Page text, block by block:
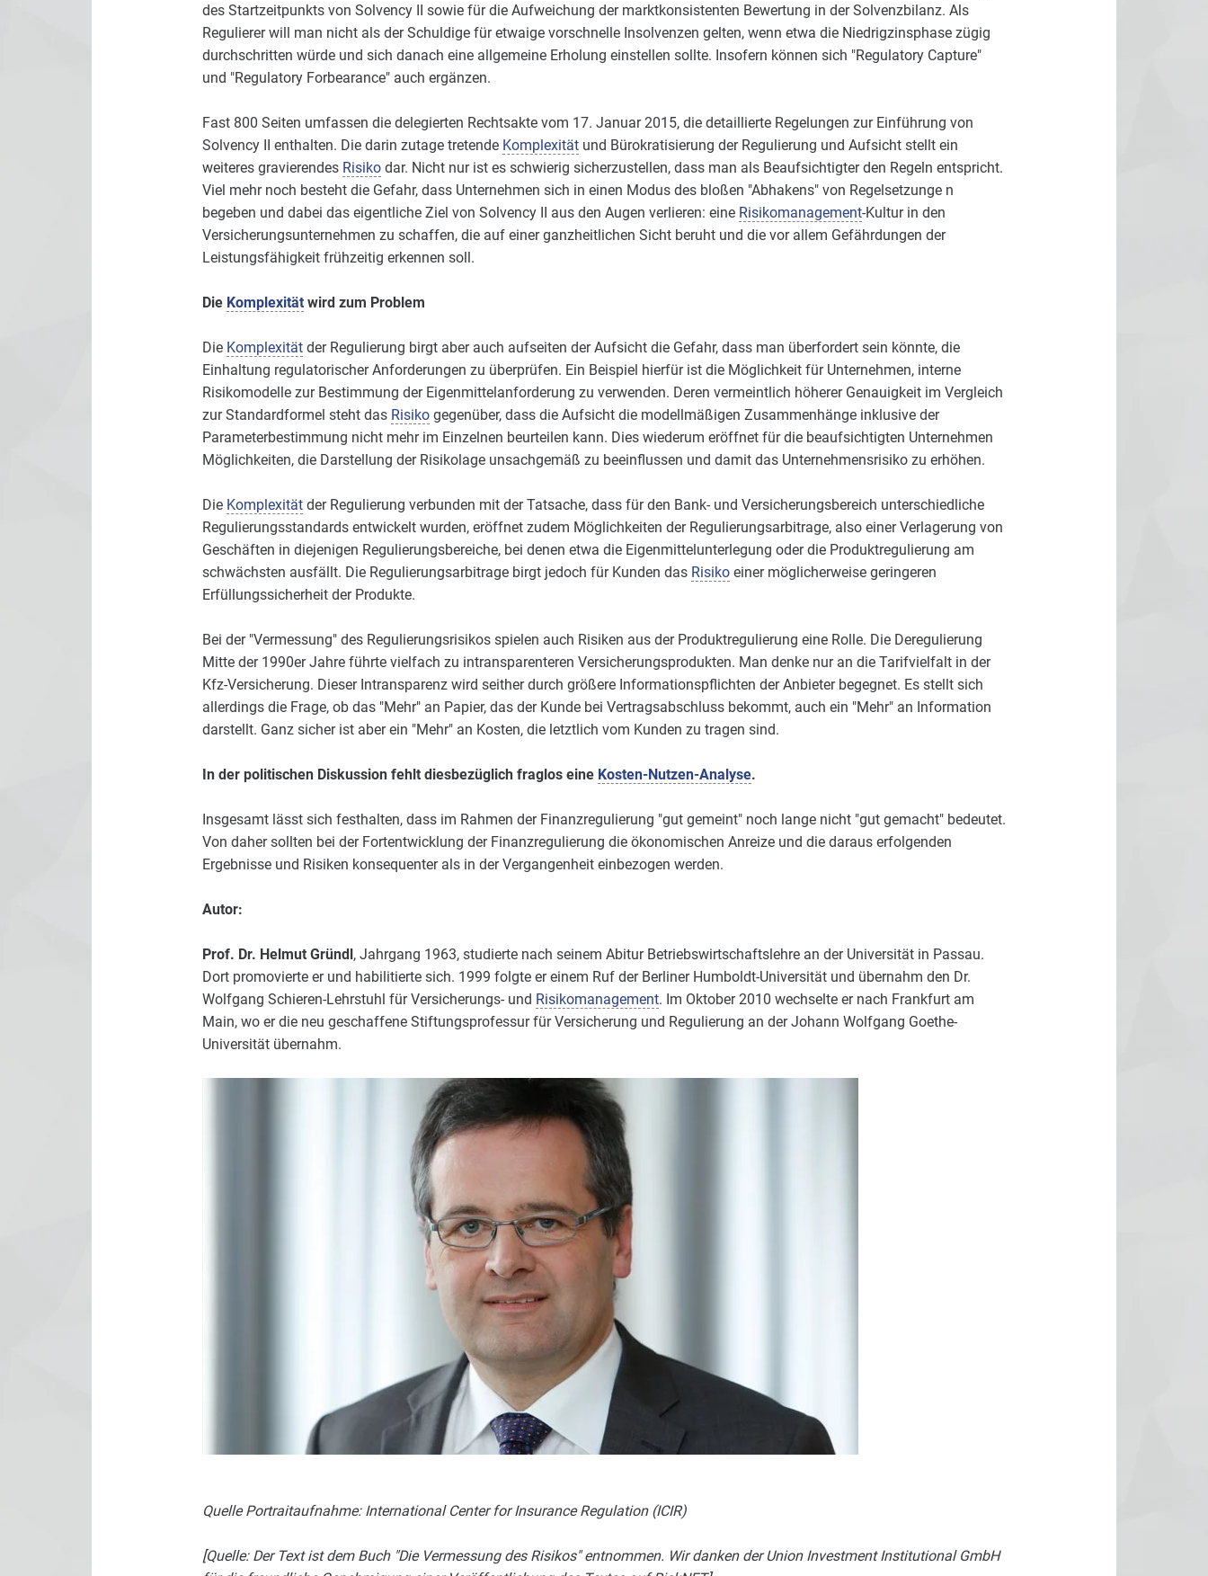
des Startzeitpunkts von Solvency II sowie für die Aufweichung der marktkonsistenten Bewertung in der Solvenzbilanz. Als
Regulierer will man nicht als der Schuldige für etwaige vorschnelle Insolvenzen gelten, wenn etwa die Niedrigzinsphase zügig
durchschritten würde und sich danach eine allgemeine Erholung einstellen sollte. Insofern können sich "Regulatory Capture"
und "Regulatory Forbearance" auch ergänzen.
Fast 800 Seiten umfassen die delegierten Rechtsakte vom 17. Januar 2015, die detaillierte Regelungen zur Einführung von
Solvency II enthalten. Die darin zutage tretende Komplexitätund Bürokratisierung der Regulierung und Aufsicht stellt ein
weiteres gravierendes Risikodar. Nicht nur ist es schwierig sicherzustellen, dass man als Beaufsichtigter den Regeln entspricht.
Viel mehr noch besteht die Gefahr, dass Unternehmen sich in einen Modus des bloßen "Abhakens" von Regelsetzunge n
begeben und dabei das eigentliche Ziel von Solvency II aus den Augen verlieren: eine Risikomanagement-Kultur in den
Versicherungsunternehmen zu schaffen, die auf einer ganzheitlichen Sicht beruht und die vor allem Gefährdungen der
Leistungsfähigkeit frühzeitig erkennen soll.
Die Komplexitätwird zum Problem
Die Komplexitätder Regulierung birgt aber auch aufseiten der Aufsicht die Gefahr, dass man überfordert sein könnte, die
Einhaltung regulatorischer Anforderungen zu überprüfen. Ein Beispiel hierfür ist die Möglichkeit für Unternehmen, interne
Risikomodelle zur Bestimmung der Eigenmittelanforderung zu verwenden. Deren vermeintlich höherer Genauigkeit im Vergleich
zur Standardformel steht das Risikogegenüber, dass die Aufsicht die modellmäßigen Zusammenhänge inklusive der
Parameterbestimmung nicht mehr im Einzelnen beurteilen kann. Dies wiederum eröffnet für die beaufsichtigten Unternehmen
Möglichkeiten, die Darstellung der Risikolage unsachgemäß zu beeinflussen und damit das Unternehmensrisiko zu erhöhen.
Die Komplexitätder Regulierung verbunden mit der Tatsache, dass für den Bank- und Versicherungsbereich unterschiedliche
Regulierungsstandards entwickelt wurden, eröffnet zudem Möglichkeiten der Regulierungsarbitrage, also einer Verlagerung von
Geschäften in diejenigen Regulierungsbereiche, bei denen etwa die Eigenmittelunterlegung oder die Produktregulierung am
schwächsten ausfällt. Die Regulierungsarbitrage birgt jedoch für Kunden das Risikoeiner möglicherweise geringeren
Erfüllungssicherheit der Produkte.
Bei der "Vermessung" des Regulierungsrisikos spielen auch Risiken aus der Produktregulierung eine Rolle. Die Deregulierung
Mitte der 1990er Jahre führte vielfach zu intransparenteren Versicherungsprodukten. Man denke nur an die Tarifvielfalt in der
Kfz-Versicherung. Dieser Intransparenz wird seither durch größere Informationspflichten der Anbieter begegnet. Es stellt sich
allerdings die Frage, ob das "Mehr" an Papier, das der Kunde bei Vertragsabschluss bekommt, auch ein "Mehr" an Information
darstellt. Ganz sicher ist aber ein "Mehr" an Kosten, die letztlich vom Kunden zu tragen sind.
In der politischen Diskussion fehlt diesbezüglich fraglos eine Kosten-Nutzen-Analyse.
Insgesamt lässt sich festhalten, dass im Rahmen der Finanzregulierung "gut gemeint" noch lange nicht "gut gemacht" bedeutet.
Von daher sollten bei der Fortentwicklung der Finanzregulierung die ökonomischen Anreize und die daraus erfolgenden
Ergebnisse und Risiken konsequenter als in der Vergangenheit einbezogen werden.
Autor:
Prof. Dr. Helmut Gründl, Jahrgang 1963, studierte nach seinem Abitur Betriebswirtschaftslehre an der Universität in Passau.
Dort promovierte er und habilitierte sich. 1999 folgte er einem Ruf der Berliner Humboldt-Universität und übernahm den Dr.
Wolfgang Schieren-Lehrstuhl für Versicherungs- und Risikomanagement. Im Oktober 2010 wechselte er nach Frankfurt am
Main, wo er die neu geschaffene Stiftungsprofessur für Versicherung und Regulierung an der Johann Wolfgang Goethe-
Universität übernahm.
Quelle Portraitaufnahme: International Center for Insurance Regulation (ICIR)
[Quelle: Der Text ist dem Buch "Die Vermessung des Risikos" entnommen. Wir danken der Union Investment Institutional GmbH